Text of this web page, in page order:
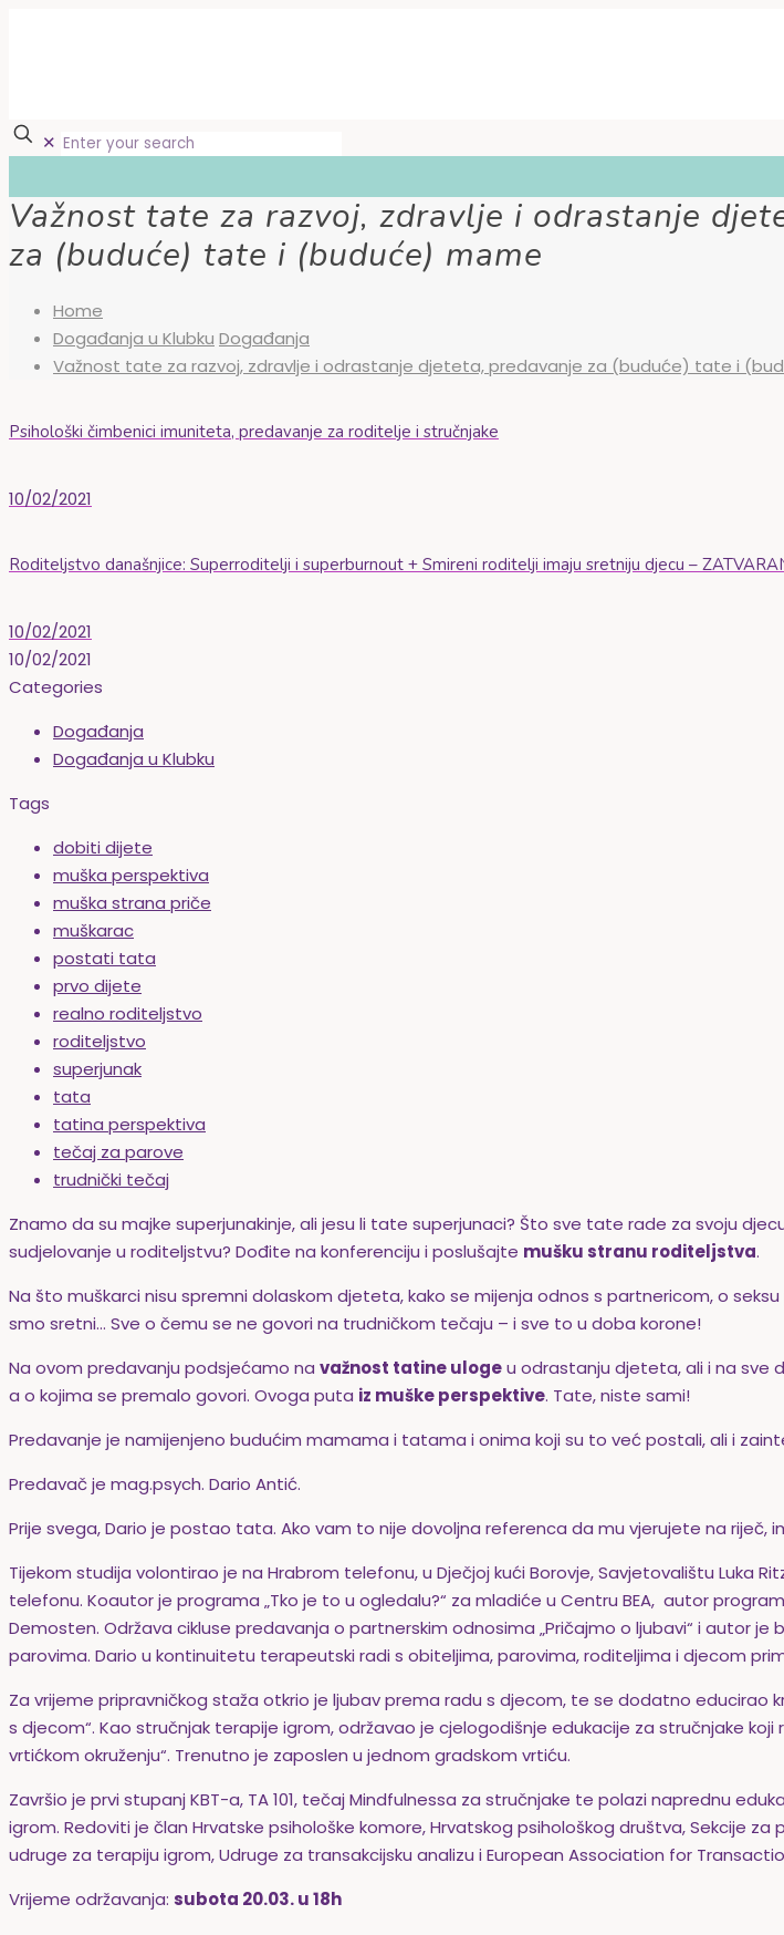
✕
Važnost tate za razvoj, zdravlje i odrastanje
za (buduće) tate i (buduće) mame
Home
Događanja u Klubku Događanja
Važnost tate za razvoj, zdravlje i odrastanje djeteta, predavanje za (buduće) tate i
Psihološki čimbenici imuniteta, predavanje za roditelje i stručnjake
10/02/2021
Roditeljstvo današnjice: Superroditelji i superburnout + Smireni roditelji imaju sretniju djecu –
10/02/2021
10/02/2021
Categories
Događanja
Događanja u Klubku
Tags
dobiti dijete
muška perspektiva
muška strana priče
muškarac
postati tata
prvo dijete
realno roditeljstvo
roditeljstvo
superjunak
tata
tatina perspektiva
tečaj za parove
trudnički tečaj
Znamo da su majke superjunakinje, ali jesu li tate superjunaci? Što sve tate rade za svoju
sudjelovanje u roditeljstvu? Dođite na konferenciju i poslušajte mušku stranu roditeljstva.
Na što muškarci nisu spremni dolaskom djeteta, kako se mijenja odnos s partnericom, o
smo sretni… Sve o čemu se ne govori na trudničkom tečaju – i sve to u doba korone!
Na ovom predavanju podsjećamo na važnost tatine ulogeu odrastanju djeteta, ali i na sve
a o kojima se premalo govori. Ovoga puta iz muške perspektive. Tate, niste sami!
Predavanje je namijenjeno budućim mamama i tatama i onima koji su to već postali, ali i
Predavač je mag.psych. Dario Antić.
Prije svega, Dario je postao tata. Ako vam to nije dovoljna referenca da mu vjerujete na riječ,
Tijekom studija volontirao je na Hrabrom telefonu, u Dječjoj kući Borovje, Savjetovalištu Luka
telefonu. Koautor je programa „Tko je to u ogledalu?“ za mladiće u Centru BEA, autor
Demosten. Održava cikluse predavanja o partnerskim odnosima „Pričajmo o ljubavi“ i autor je
parovima. Dario u kontinuitetu terapeutski radi s obiteljima, parovima, roditeljima i djecom
Za vrijeme pripravničkog staža otkrio je ljubav prema radu s djecom, te se dodatno educirao
s djecom“. Kao stručnjak terapije igrom, održavao je cjelogodišnje edukacije za stručnjake
vrtićkom okruženju“. Trenutno je zaposlen u jednom gradskom vrtiću.
Završio je prvi stupanj KBT-a, TA 101, tečaj Mindfulnessa za stručnjake te polazi naprednu
igrom. Redoviti je član Hrvatske psihološke komore, Hrvatskog psihološkog društva, Sekcije za
udruge za terapiju igrom, Udruge za transakcijsku analizu i European Association for
Vrijeme održavanja: subota 20.03. u 18h